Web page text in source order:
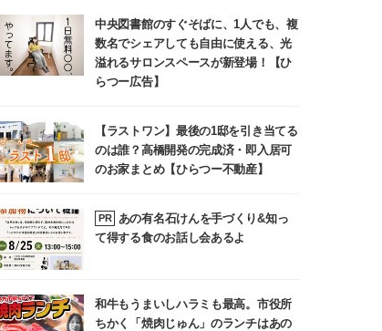
中央図書館のすぐそばに、1人でも、複
数名でシェアしても自由に使える、光
溢れるサロンスペースが新登場！【ひ
らつー広告】
【ラストワン】最後の1邸を引き当てる
のは誰？高橋開発の完成済・即入居可
のお家まとめ【ひらつー不動産】
PR
あの有名石けんを手づくり&知っ
て得する食のお話し会あるよ
和牛もうまいしハラミも最高。市役所
ちかく「焼肉じゅん」のランチはあの